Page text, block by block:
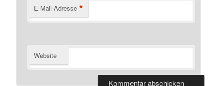
E-Mail-Adresse *
Website